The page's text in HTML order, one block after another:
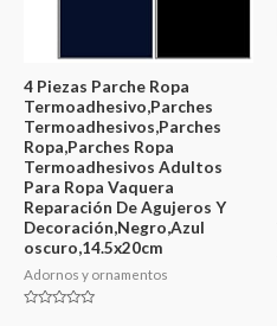
4 Piezas Parche Ropa
Termoadhesivo,Parches
Termoadhesivos,Parches
Ropa,Parches Ropa
Termoadhesivos Adultos
Para Ropa Vaquera
Reparación De Agujeros Y
Decoración,Negro,Azul
oscuro,14.5x20cm
Adornos y ornamentos